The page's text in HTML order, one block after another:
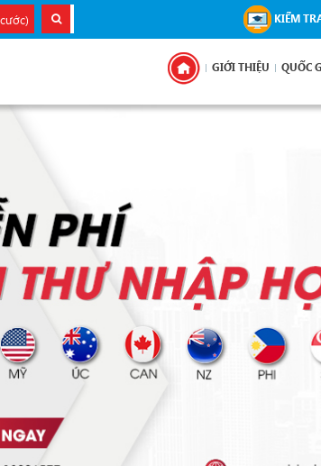
KIỂM
GIỚI THIỆU QUỐC